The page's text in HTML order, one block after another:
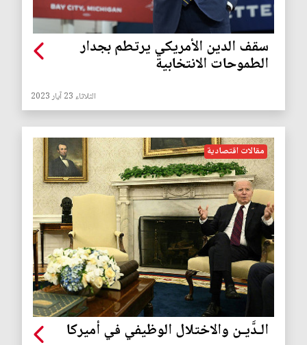
سقف الدين الأمريكي يرتطم بجدار
الطموحات الانتخابية
الثلاثاء 23 آيار 2023
مقالات اقتصادية
الـدَّيـن والاختلال الوظيفي في أميركا